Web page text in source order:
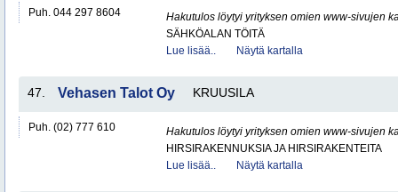
Puh. 044 297 8604
Hakutulos löytyi yrityksen omien www-sivujen
SÄHKÖALAN TÖITÄ
Lue lisää..
Näytä kartalla
47. Vehasen Talot Oy KRUUSILA
Puh. (02) 777 610
Hakutulos löytyi yrityksen omien www-sivujen
HIRSIRAKENNUKSIA JA HIRSIRAKENTEITA
Lue lisää..
Näytä kartalla